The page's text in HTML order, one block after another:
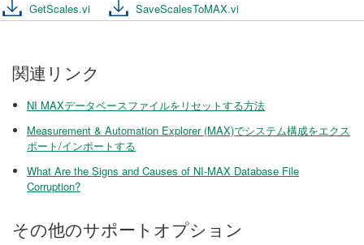
GetScales.vi SaveScalesToMAX.vi
関連リンク
NI MAXデータベースファイルをリセットする方法
Measurement & Automation Explorer (MAX)でシステム構成をエクス
ポート/インポートする
What Are the Signs and Causes of NI-MAX Database File
Corruption?
その他のサポートオプション